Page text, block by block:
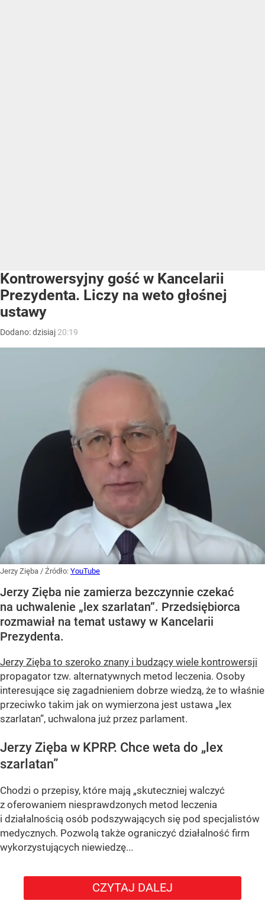
Kontrowersyjny gość w Kancelarii
Prezydenta. Liczy na weto głośnej
ustawy
Dodano:dzisiaj 20:19
Jerzy Zięba / Źródło: YouTube
Jerzy Zięba nie zamierza bezczynnie czekać
na uchwalenie „lex szarlatan”. Przedsiębiorca
rozmawiał na temat ustawy w Kancelarii
Prezydenta.
Jerzy Zięba to szeroko znany i budzący wiele kontrowersji
propagator tzw. alternatywnych metod leczenia. Osoby
interesujące się zagadnieniem dobrze wiedzą, że to właśnie
przeciwko takim jak on wymierzona jest ustawa „lex
szarlatan”, uchwalona już przez parlament.
Jerzy Zięba w KPRP. Chce weta do „lex
szarlatan”
Chodzi o przepisy, które mają „skuteczniej walczyć
z oferowaniem niesprawdzonych metod leczenia
i działalnością osób podszywających się pod specjalistów
medycznych. Pozwolą także ograniczyć działalność firm
wykorzystujących niewiedzę...
CZYTAJ DALEJ